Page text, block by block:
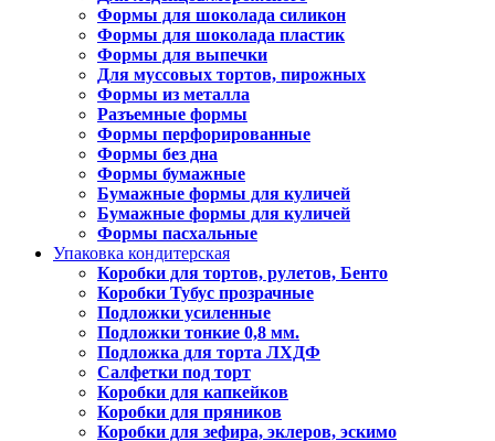
Формы для шоколада силикон
Формы для шоколада пластик
Формы для выпечки
Для муссовых тортов, пирожных
Формы из металла
Разъемные формы
Формы перфорированные
Формы без дна
Формы бумажные
Бумажные формы для куличей
Бумажные формы для куличей
Формы пасхальные
Упаковка кондитерская
Коробки для тортов, рулетов, Бенто
Коробки Тубус прозрачные
Подложки усиленные
Подложки тонкие 0,8 мм.
Подложка для торта ЛХДФ
Салфетки под торт
Коробки для капкейков
Коробки для пряников
Коробки для зефира, эклеров, эскимо